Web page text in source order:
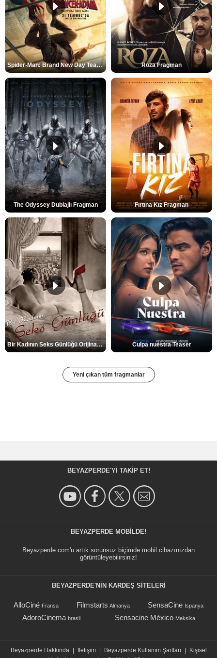
Spider-Man: Brand New Day Teaser Roza Fragman
The Odyssey Dublajlı Fragman Fırtına Kız Fragman
Bir Kadının Seks Günlüğü Orijinal Fragman Culpa nuestra Teaser
Yeni çıkan tüm fragmanlar
BEYAZPERDE'YI TAKIP ET!
BEYAZPERDE MOBILDE!
Beyazperde.com'u artık sorunsuz biçimde mobil cihazınızdan
görüntüleyebilirsiniz!
BEYAZPERDE'NIN KARDEŞ SİTELERİ
AlloCiné Fransa Filmstarts Almanya SensaCine İspanya
AdoroCinema brasil Sensacine México Meksika
Beyazperde Hakkında | İletişim | Beyazperde Kullanım Şartları |
Kişisel